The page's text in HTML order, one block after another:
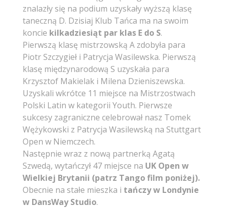
znalazły się na podium uzyskały wyższą klasę
taneczną D. Dzisiaj Klub Tańca ma na swoim
koncie kilkadziesiąt par klas E do S.
Pierwszą klasę mistrzowską A zdobyła para
Piotr Szczygieł i Patrycja Wasilewska. Pierwszą
klasę międzynarodową S uzyskała para
Krzysztof Makielak i Milena Dzieniszewska.
Uzyskali wkrótce 11 miejsce na Mistrzostwach
Polski Latin w kategorii Youth. Pierwsze
sukcesy zagraniczne celebrował nasz Tomek
Wężykowski z Patrycja Wasilewską na Stuttgart
Open w Niemczech.
Następnie wraz z nową partnerką Agatą
Szwedą, wytańczył 47 miejsce na UK Open w
Wielkiej Brytanii (patrz Tango film poniżej).
Obecnie na stałe mieszka i tańczy w Londynie
w DansWay Studio.